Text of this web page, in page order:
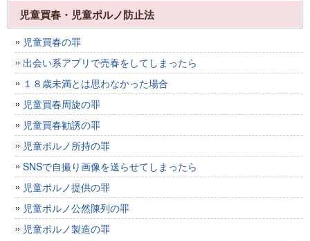
児童買春・児童ポルノ防止法
児童買春の罪
出会い系アプリで売春をしてしまったら
１８歳未満とは思わなかった場合
児童買春周旋の罪
児童買春勧誘の罪
児童ポルノ所持の罪
SNSで自撮り画像を送らせてしまったら
児童ポルノ提供の罪
児童ポルノ公然陳列の罪
児童ポルノ製造の罪